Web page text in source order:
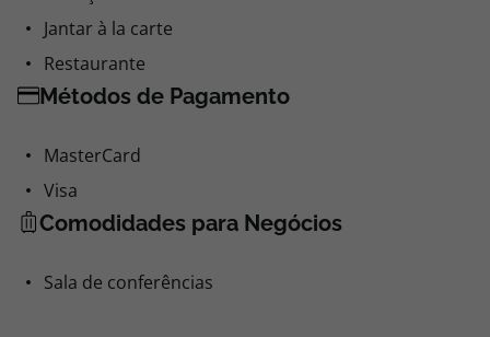
Jantar à la carte
Restaurante
Métodos de Pagamento
MasterCard
Visa
Comodidades para Negócios
Sala de conferências